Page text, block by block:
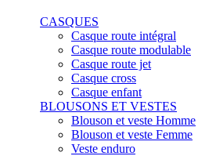
CASQUES
Casque route intégral
Casque route modulable
Casque route jet
Casque cross
Casque enfant
BLOUSONS ET VESTES
Blouson et veste Homme
Blouson et veste Femme
Veste enduro